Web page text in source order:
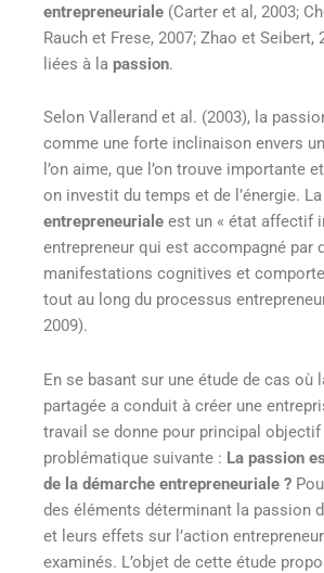
entrepreneuriale (Carter et al, 2003;
Rauch et Frese, 2007; Zhao et Seibert,
liées à la passion.
Selon Vallerand et al. (2003), la
comme une forte inclinaison envers
l’on aime, que l’on trouve importante
on investit du temps et de l’énergie. La
entrepreneuriale est un « état affectif
entrepreneur qui est accompagné par
manifestations cognitives et
tout au long du processus
2009).
En se basant sur une étude de cas où
partagée a conduit à créer une
travail se donne pour principal objectif
problématique suivante : La passion
de la démarche entrepreneuriale ?
des éléments déterminant la passion
et leurs effets sur l’action
examinés. L’objet de cette étude